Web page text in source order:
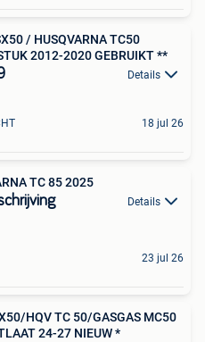
/ HUSQVARNA TC50
2012-2020 GEBRUIKT **
Details
18 jul 26
TC 85 2025
Details
23 jul 26
HQV TC 50/GASGAS MC50
24-27 NIEUW *